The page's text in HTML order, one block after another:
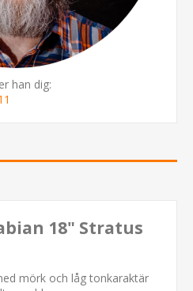
han dig:
18" Stratus
mörk och låg tonkaraktär